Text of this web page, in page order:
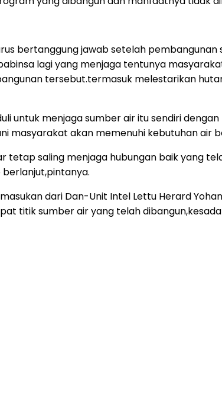
bertanggung jawab setelah
lagi yang menjaga tentunya
tersebut.termasuk melestarikan
untuk menjaga sumber air itu sendiri
masyarakat akan memenuhi kebutuhan air
tetap saling menjaga hubungan baik yang
dari Dan-Unit Intel Lettu Herard
titik sumber air yang telah